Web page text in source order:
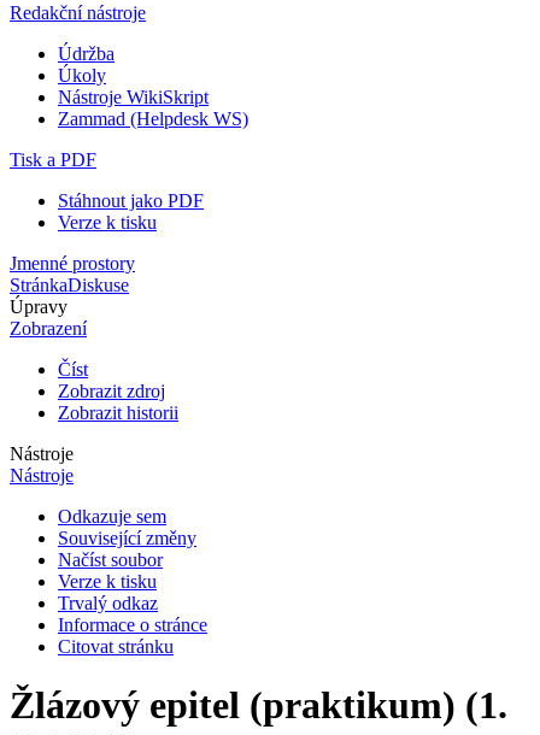
Redakční nástroje
Údržba
Úkoly
Nástroje WikiSkript
Zammad (Helpdesk WS)
Tisk a PDF
Stáhnout jako PDF
Verze k tisku
Jmenné prostory
StránkaDiskuse
Úpravy
Zobrazení
Číst
Zobrazit zdroj
Zobrazit historii
Nástroje
Nástroje
Odkazuje sem
Související změny
Načíst soubor
Verze k tisku
Trvalý odkaz
Informace o stránce
Citovat stránku
Žlázový epitel (praktikum) (1.